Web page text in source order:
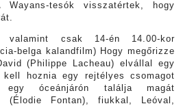
tesók visszatértek, hogy
valamint csak 14-én 14.00-kor
belga kalandfilm) Hogy megőrizze
(Philippe Lacheau) elvállal egy
hoznia egy rejtélyes csomagot
egy óceánjárón találja magát
(Élodie Fontan), fiukkal, Leóval,